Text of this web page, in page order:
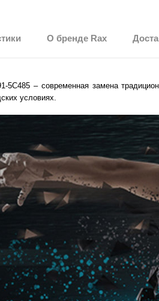
О бренде Rax
5C485 – современная замена
условиях.